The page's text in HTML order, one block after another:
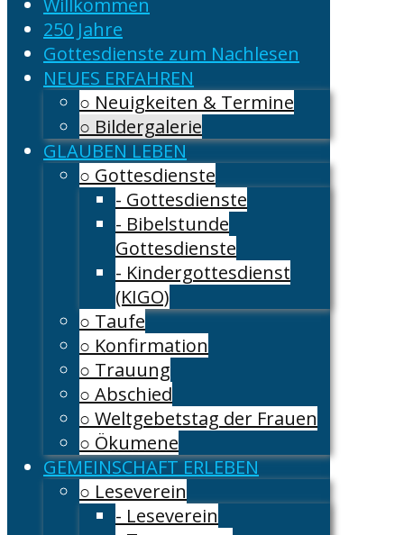
Willkommen
250 Jahre
Gottesdienste zum Nachlesen
NEUES ERFAHREN
○ Neuigkeiten & Termine
○ Bildergalerie
GLAUBEN LEBEN
○ Gottesdienste
- Gottesdienste
- Bibelstunde
Gottesdienste
- Kindergottesdienst
(KIGO)
○ Taufe
○ Konfirmation
○ Trauung
○ Abschied
○ Weltgebetstag der Frauen
○ Ökumene
GEMEINSCHAFT ERLEBEN
○ Leseverein
- Leseverein